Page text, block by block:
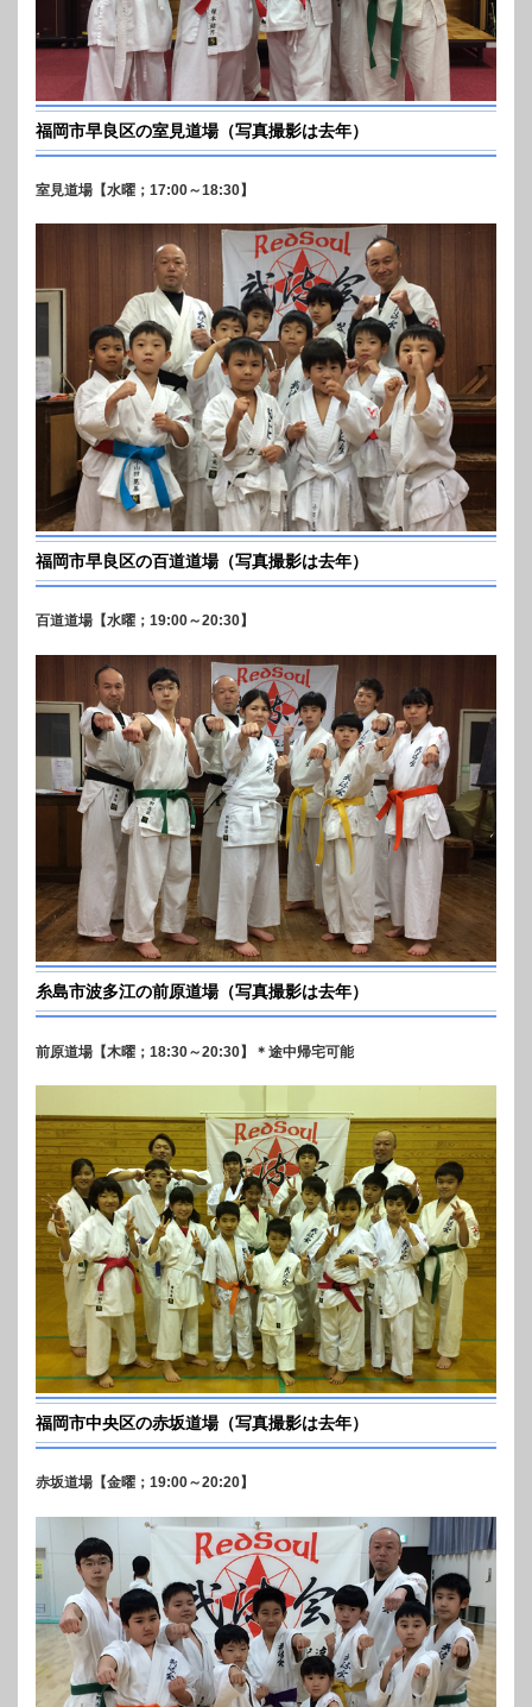
福岡市早良区の室見道場（写真撮影は去年）
室見道場【水曜；17:00～18:30】
福岡市早良区の百道道場（写真撮影は去年）
百道道場【水曜；19:00～20:30】
糸島市波多江の前原道場（写真撮影は去年）
前原道場【木曜；18:30～20:30】＊途中帰宅可能
福岡市中央区の赤坂道場（写真撮影は去年）
赤坂道場【金曜；19:00～20:20】